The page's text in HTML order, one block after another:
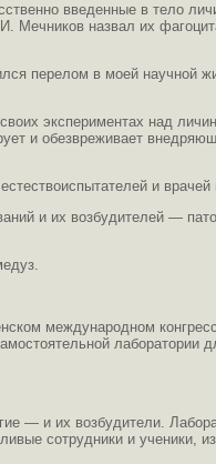
введенные в тело
Мечников назвал их
перелом в моей научной
экспериментах над
и обезвреживает
и врачей
и их возбудителей —
международном
— и их возбудители.
сотрудники и ученики,